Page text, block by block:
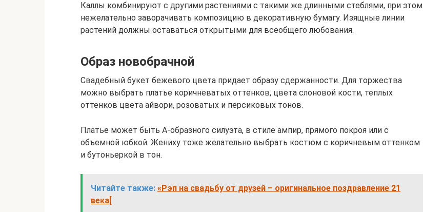
Каллы комбинируют с другими растениями с такими же длинными стеблями, при этом
нежелательно заворачивать композицию в декоративную бумагу. Изящные линии
растений должны оставаться открытыми для всеобщего любования.
Образ новобрачной
Свадебный букет бежевого цвета придает образу сдержанности. Для торжества
можно выбрать платье коричневатых оттенков, цвета слоновой кости, теплых
оттенков цвета айвори, розоватых и персиковых тонов.
Платье может быть А-образного силуэта, в стиле ампир, прямого покроя или с
объемной юбкой. Жениху тоже желательно выбрать костюм с коричневым оттенком
и бутоньеркой в тон.
Читайте также: «Рэп на свадьбу от друзей – оригинальное поздравление 21
века[